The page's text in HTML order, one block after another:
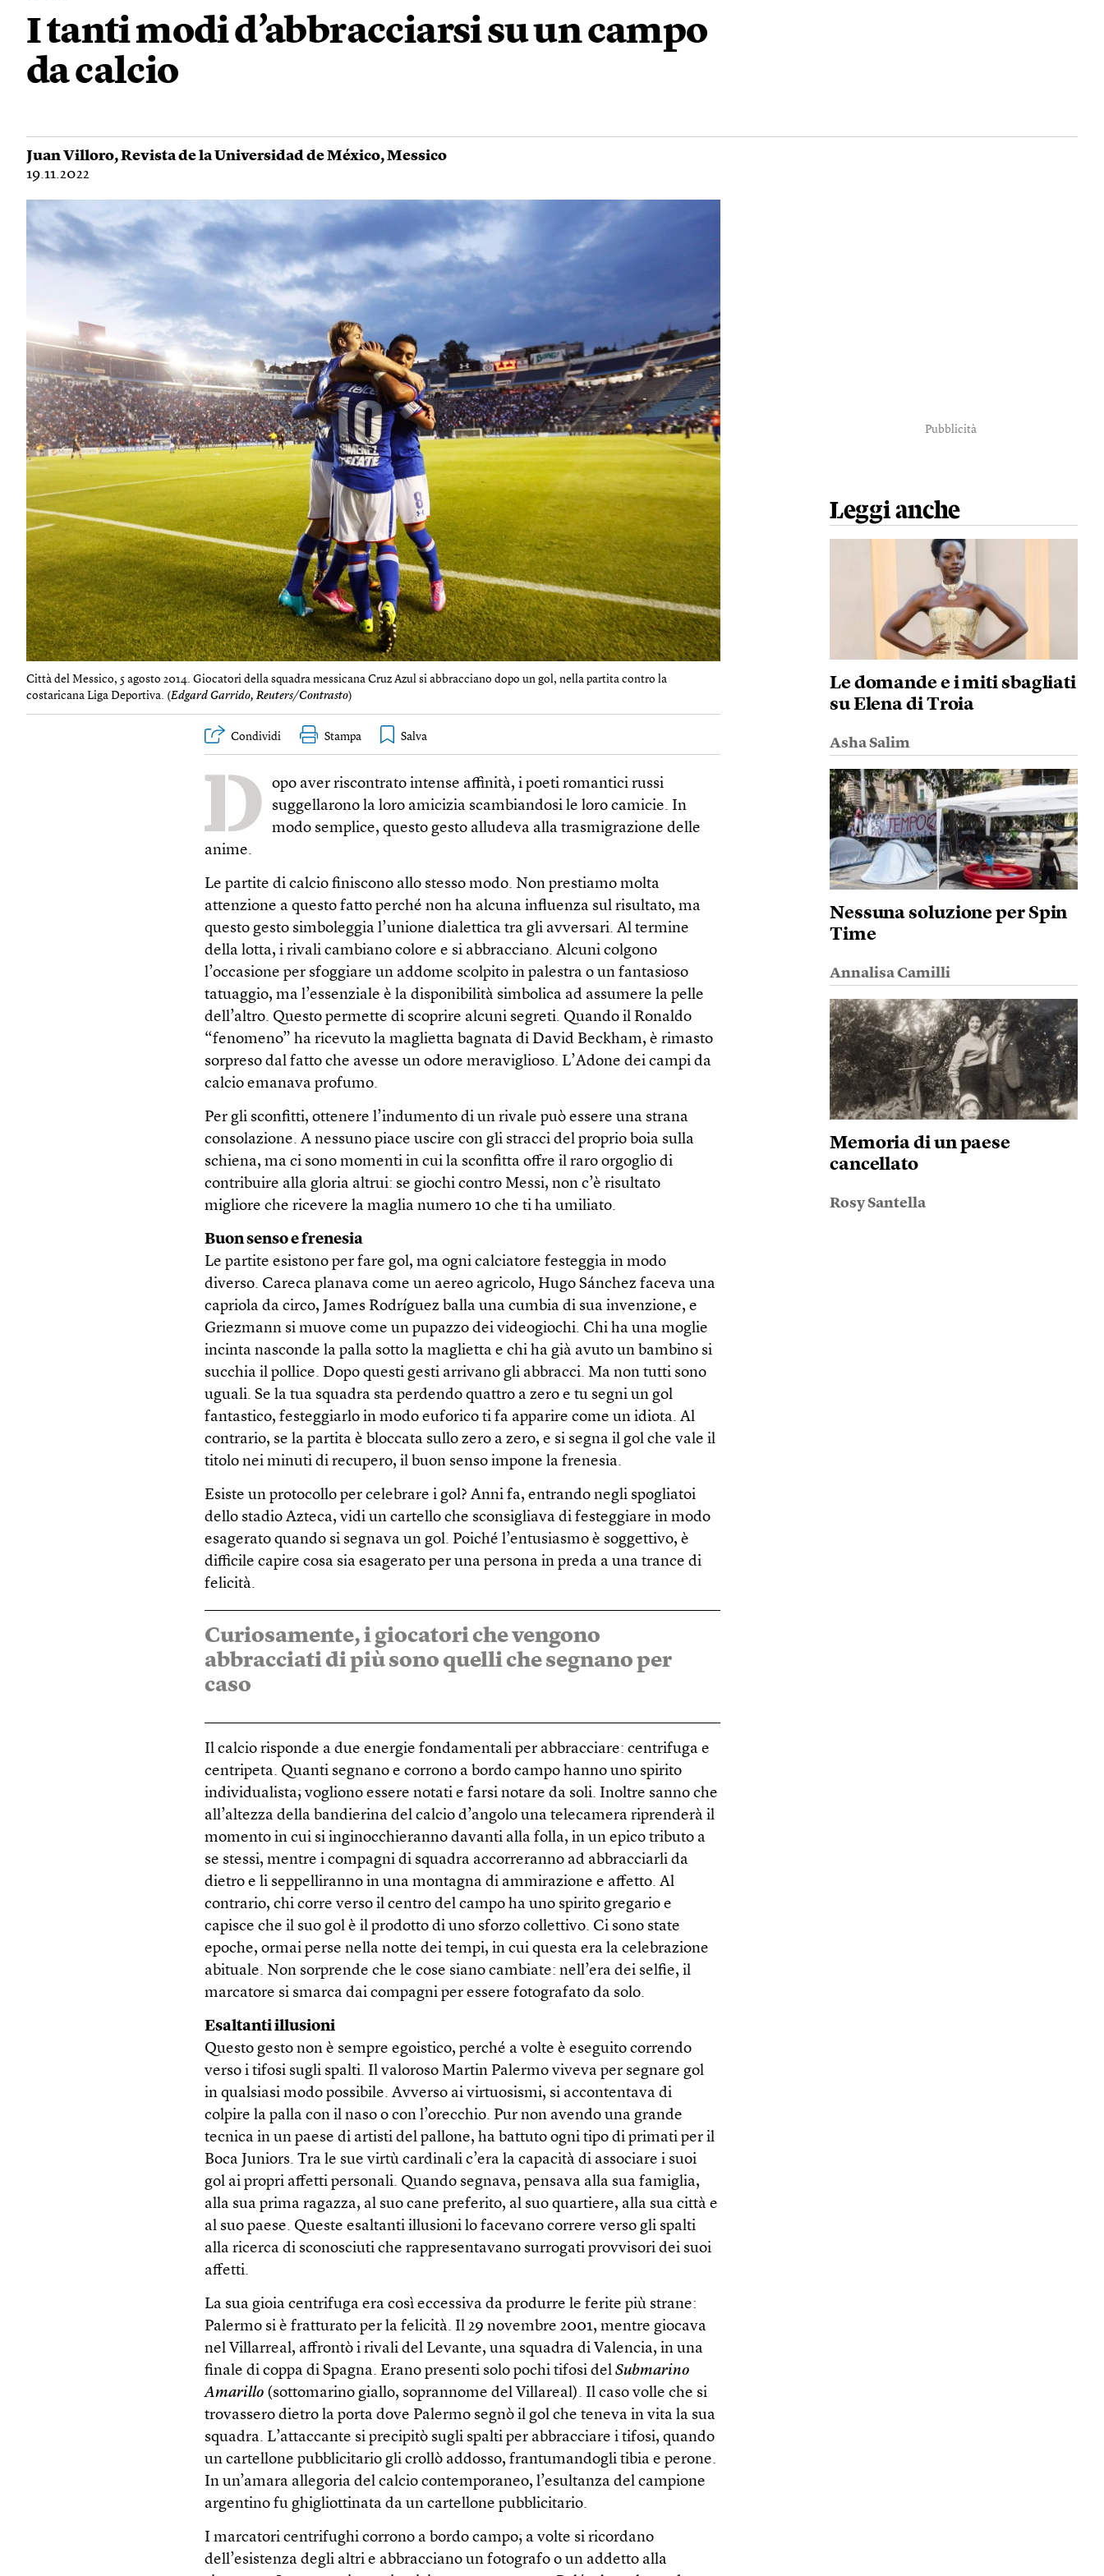
I tanti modi d’abbracciarsi su un campo
da calcio
Juan Villoro,Revista de la Universidad de México,Messico
19.11.2022
Città del Messico, 5 agosto 2014. Giocatori della squadra messicana Cruz Azul si abbracciano dopo un gol, nella partita contro la
costaricana Liga Deportiva. (Edgard Garrido, Reuters/Contrasto)
Condividi Stampa
D
opo aver riscontrato intense affinità, i poeti romantici russi
suggellarono la loro amicizia scambiandosi le loro camicie. In
modo semplice, questo gesto alludeva alla trasmigrazione delle
anime.
Le partite di calcio finiscono allo stesso modo. Non prestiamo molta
attenzione a questo fatto perché non ha alcuna influenza sul risultato, ma
questo gesto simboleggia l’unione dialettica tra gli avversari. Al termine
della lotta, i rivali cambiano colore e si abbracciano. Alcuni colgono
l’occasione per sfoggiare un addome scolpito in palestra o un fantasioso
tatuaggio, ma l’essenziale è la disponibilità simbolica ad assumere la pelle
dell’altro. Questo permette di scoprire alcuni segreti. Quando il Ronaldo
“fenomeno” ha ricevuto la maglietta bagnata di David Beckham, è rimasto
sorpreso dal fatto che avesse un odore meraviglioso. L’Adone dei campi da
calcio emanava profumo.
Per gli sconfitti, ottenere l’indumento di un rivale può essere una strana
consolazione. A nessuno piace uscire con gli stracci del proprio boia sulla
schiena, ma ci sono momenti in cui la sconfitta offre il raro orgoglio di
contribuire alla gloria altrui: se giochi contro Messi, non c’è risultato
migliore che ricevere la maglia numero 10 che ti ha umiliato.
Buon senso e frenesia
Le partite esistono per fare gol, ma ogni calciatore festeggia in modo
diverso. Careca planava come un aereo agricolo, Hugo Sánchez faceva una
capriola da circo, James Rodríguez balla una cumbia di sua invenzione, e
Griezmann si muove come un pupazzo dei videogiochi. Chi ha una moglie
incinta nasconde la palla sotto la maglietta e chi ha già avuto un bambino si
succhia il pollice. Dopo questi gesti arrivano gli abbracci. Ma non tutti sono
uguali. Se la tua squadra sta perdendo quattro a zero e tu segni un gol
fantastico, festeggiarlo in modo euforico ti fa apparire come un idiota. Al
contrario, se la partita è bloccata sullo zero a zero, e si segna il gol che vale il
titolo nei minuti di recupero, il buon senso impone la frenesia.
Esiste un protocollo per celebrare i gol? Anni fa, entrando negli spogliatoi
dello stadio Azteca, vidi un cartello che sconsigliava di festeggiare in modo
esagerato quando si segnava un gol. Poiché l’entusiasmo è soggettivo, è
difficile capire cosa sia esagerato per una persona in preda a una trance di
felicità.
Curiosamente, i giocatori che vengono
abbracciati di più sono quelli che segnano per
caso
Il calcio risponde a due energie fondamentali per abbracciare: centrifuga e
centripeta. Quanti segnano e corrono a bordo campo hanno uno spirito
individualista; vogliono essere notati e farsi notare da soli. Inoltre sanno che
all’altezza della bandierina del calcio d’angolo una telecamera riprenderà il
momento in cui si inginocchieranno davanti alla folla, in un epico tributo a
se stessi, mentre i compagni di squadra accorreranno ad abbracciarli da
dietro e li seppelliranno in una montagna di ammirazione e affetto. Al
contrario, chi corre verso il centro del campo ha uno spirito gregario e
capisce che il suo gol è il prodotto di uno sforzo collettivo. Ci sono state
epoche, ormai perse nella notte dei tempi, in cui questa era la celebrazione
abituale. Non sorprende che le cose siano cambiate: nell’era dei selfie, il
marcatore si smarca dai compagni per essere fotografato da solo.
Esaltanti illusioni
Questo gesto non è sempre egoistico, perché a volte è eseguito correndo
verso i tifosi sugli spalti. Il valoroso Martin Palermo viveva per segnare gol
in qualsiasi modo possibile. Avverso ai virtuosismi, si accontentava di
colpire la palla con il naso o con l’orecchio. Pur non avendo una grande
tecnica in un paese di artisti del pallone, ha battuto ogni tipo di primati per il
Boca Juniors. Tra le sue virtù cardinali c’era la capacità di associare i suoi
gol ai propri affetti personali. Quando segnava, pensava alla sua famiglia,
alla sua prima ragazza, al suo cane preferito, al suo quartiere, alla sua città e
al suo paese. Queste esaltanti illusioni lo facevano correre verso gli spalti
alla ricerca di sconosciuti che rappresentavano surrogati provvisori dei suoi
affetti.
La sua gioia centrifuga era così eccessiva da produrre le ferite più strane:
Palermo si è fratturato per la felicità. Il 29 novembre 2001, mentre giocava
nel Villarreal, affrontò i rivali del Levante, una squadra di Valencia, in una
finale di coppa di Spagna. Erano presenti solo pochi tifosi delSubmarino
Amarillo (sottomarino giallo, soprannome del Villareal). Il caso volle che si
trovassero dietro la porta dove Palermo segnò il gol che teneva in vita la sua
squadra. L’attaccante si precipitò sugli spalti per abbracciare i tifosi, quando
un cartellone pubblicitario gli crollò addosso, frantumandogli tibia e perone.
In un’amara allegoria del calcio contemporaneo, l’esultanza del campione
argentino fu ghigliottinata da un cartellone pubblicitario.
I marcatori centrifughi corrono a bordo campo; a volte si ricordano
dell’esistenza degli altri e abbracciano un fotografo o un addetto alla
Pubblicità
Leggi anche
Le domande e i miti sbagliati
su Elena di Troia
Asha Salim
Nessuna soluzione per Spin
Time
Annalisa Camilli
Memoria di un paese
cancellato
Rosy Santella